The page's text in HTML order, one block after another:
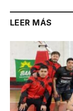
LEER MÁS